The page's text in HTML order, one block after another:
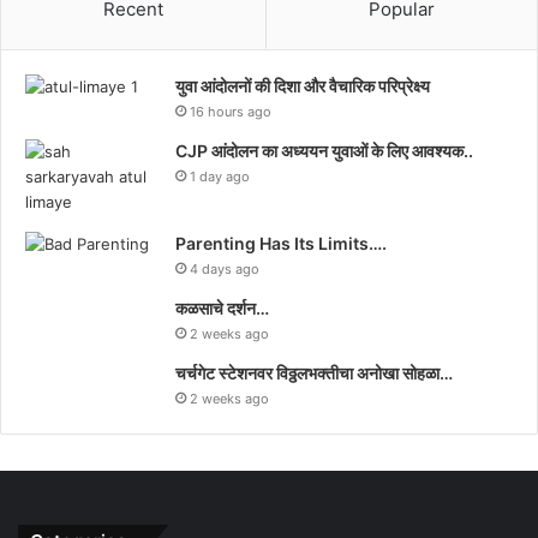
Recent Popular
युवा आंदोलनों की दिशा और वैचारिक परिप्रेक्ष्य
16 hours ago
CJP आंदोलन का अध्ययन युवाओं के लिए आवश्यक..
1 day ago
Parenting Has Its Limits….
4 days ago
कळसाचे दर्शन…
2 weeks ago
चर्चगेट स्टेशनवर विठ्ठलभक्तीचा अनोखा सोहळा…
2 weeks ago